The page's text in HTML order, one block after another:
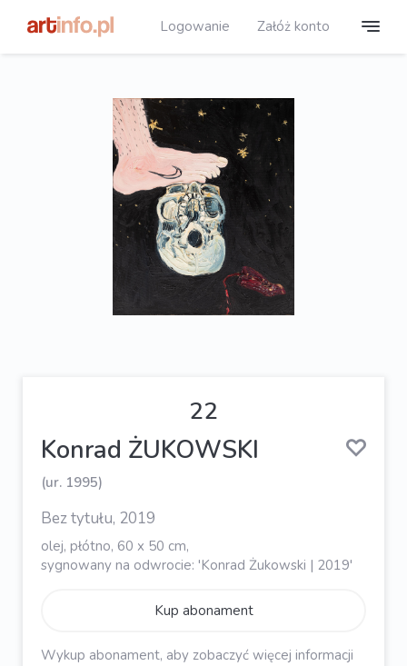
Logowanie Załóż konto
22
Konrad ŻUKOWSKI
(ur. 1995)
Bez tytułu, 2019
olej, płótno, 60 x 50 cm,
sygnowany na odwrocie: 'Konrad Żukowski | 2019'
Kup abonament
Wykup abonament, aby zobaczyć więcej informacji